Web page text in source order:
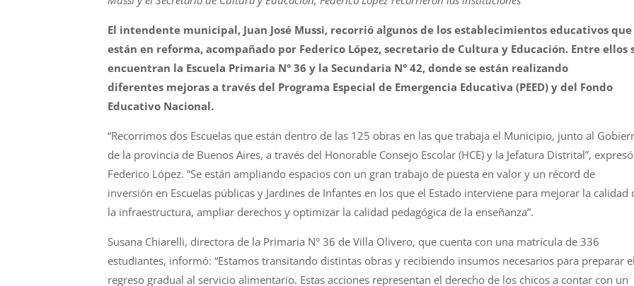
El intendente municipal, Juan José Mussi, recorrió algunos de los establecimientos educativos que
están en reforma, acompañado por Federico López, secretario de Cultura y Educación. Entre ellos
encuentran la Escuela Primaria N° 36 y la Secundaria N° 42, donde se están realizando
diferentes mejoras a través del Programa Especial de Emergencia Educativa (PEED) y del Fondo
Educativo Nacional.
“Recorrimos dos Escuelas que están dentro de las 125 obras en las que trabaja el Municipio, junto al
de la provincia de Buenos Aires, a través del Honorable Consejo Escolar (HCE) y la Jefatura Distrital”, expresó
Federico López. “Se están ampliando espacios con un gran trabajo de puesta en valor y un récord de
inversión en Escuelas públicas y Jardines de Infantes en los que el Estado interviene para mejorar la calidad
la infraestructura, ampliar derechos y optimizar la calidad pedagógica de la enseñanza”.
Susana Chiarelli, directora de la Primaria N° 36 de Villa Olivero, que cuenta con una matrícula de 336
estudiantes, informó: “Estamos transitando distintas obras y recibiendo insumos necesarios para preparar
regreso gradual al servicio alimentario. Estas acciones representan el derecho de los chicos a contar con un